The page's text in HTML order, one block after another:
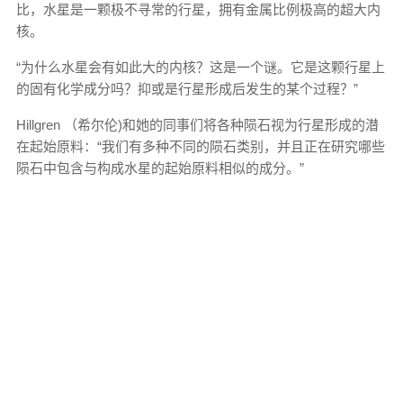
比，水星是一颗极不寻常的行星，拥有金属比例极高的超大内
核。
“为什么水星会有如此大的内核？这是一个谜。它是这颗行星上
的固有化学成分吗？抑或是行星形成后发生的某个过程？”
Hillgren （希尔伦)和她的同事们将各种陨石视为行星形成的潜
在起始原料：“我们有多种不同的陨石类别，并且正在研究哪些
陨石中包含与构成水星的起始原料相似的成分。”